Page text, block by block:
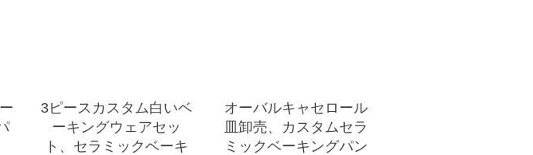
3ピースカスタム白いベ
ーキングウェアセッ
ト、セラミックベーキ
オーバルキャセロール
皿卸売、カスタムセラ
ミックベーキングパン